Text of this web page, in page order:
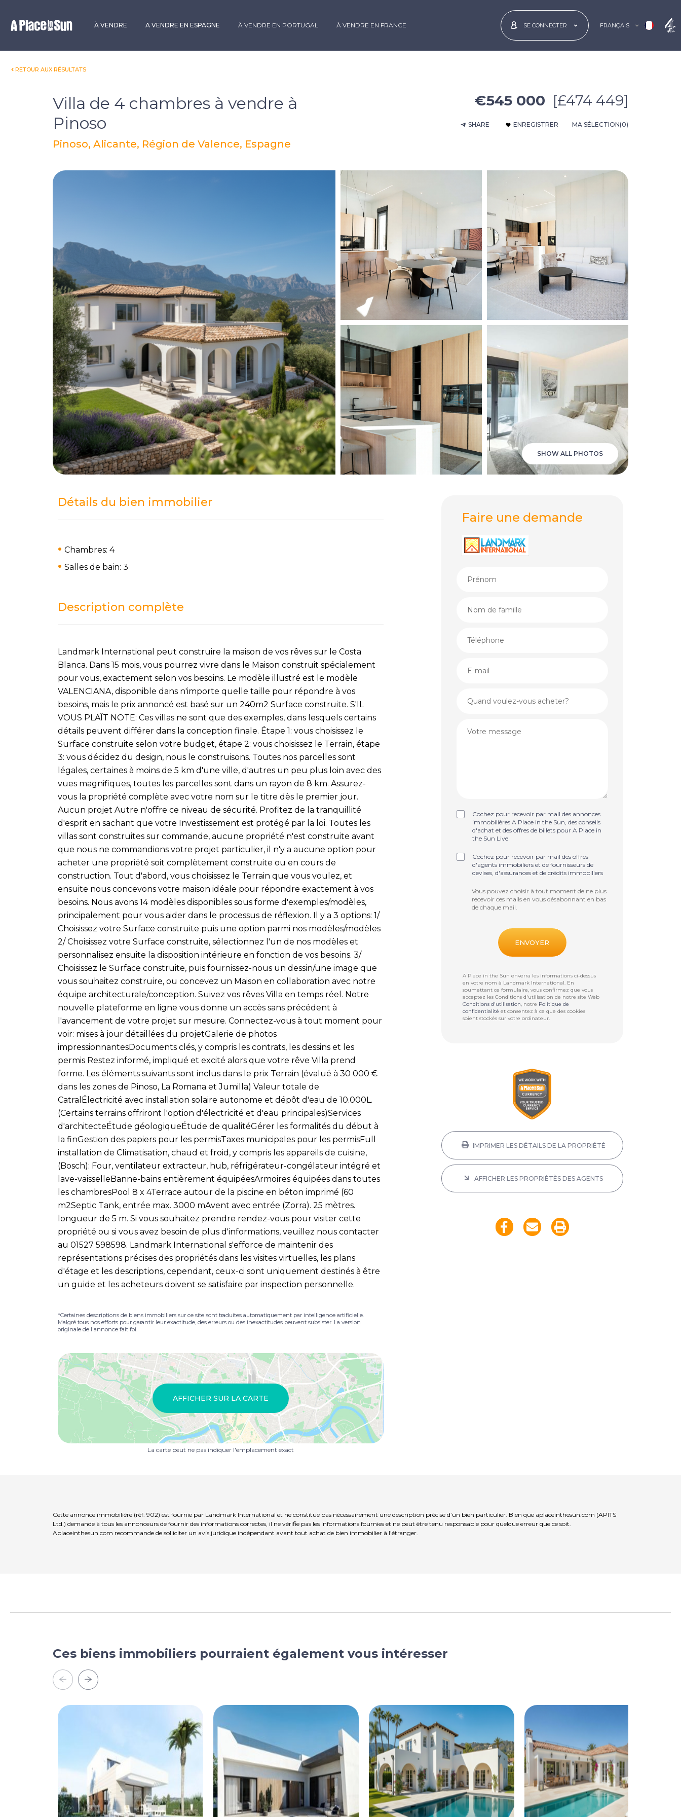
À VENDRE A VENDRE EN ESPAGNE À VENDRE EN PORTUGAL À VENDRE EN FRANCE SE CONNECTER FRANÇAIS
RETOUR AUX RÉSULTATS
Villa de 4 chambres à vendre à
Pinoso
Pinoso, Alicante, Région de Valence, Espagne
€545 000 [£474 449]
SHARE ENREGISTRER MA SÉLECTION(0)
SHOW ALL PHOTOS
Détails du bien immobilier
Chambres: 4
Salles de bain: 3
Description complète
Landmark International peut construire la maison de vos rêves sur le Costa
Blanca. Dans 15 mois, vous pourrez vivre dans le Maison construit spécialement
pour vous, exactement selon vos besoins. Le modèle illustré est le modèle
VALENCIANA, disponible dans n'importe quelle taille pour répondre à vos
besoins, mais le prix annoncé est basé sur un 240m2 Surface construite. S'IL
VOUS PLAÎT NOTE: Ces villas ne sont que des exemples, dans lesquels certains
détails peuvent différer dans la conception finale. Étape 1: vous choisissez le
Surface construite selon votre budget, étape 2: vous choisissez le Terrain, étape
3: vous décidez du design, nous le construisons. Toutes nos parcelles sont
légales, certaines à moins de 5 km d'une ville, d'autres un peu plus loin avec des
vues magnifiques, toutes les parcelles sont dans un rayon de 8 km. Assurez-
vous la propriété complète avec votre nom sur le titre dès le premier jour.
Aucun projet Autre n'offre ce niveau de sécurité. Profitez de la tranquillité
d'esprit en sachant que votre Investissement est protégé par la loi. Toutes les
villas sont construites sur commande, aucune propriété n'est construite avant
que nous ne commandions votre projet particulier, il n'y a aucune option pour
acheter une propriété soit complètement construite ou en cours de
construction. Tout d'abord, vous choisissez le Terrain que vous voulez, et
ensuite nous concevons votre maison idéale pour répondre exactement à vos
besoins. Nous avons 14 modèles disponibles sous forme d'exemples/modèles,
principalement pour vous aider dans le processus de réflexion. Il y a 3 options: 1/
Choisissez votre Surface construite puis une option parmi nos modèles/modèles
2/ Choisissez votre Surface construite, sélectionnez l'un de nos modèles et
personnalisez ensuite la disposition intérieure en fonction de vos besoins. 3/
Choisissez le Surface construite, puis fournissez-nous un dessin/une image que
vous souhaitez construire, ou concevez un Maison en collaboration avec notre
équipe architecturale/conception. Suivez vos rêves Villa en temps réel. Notre
nouvelle plateforme en ligne vous donne un accès sans précédent à
l'avancement de votre projet sur mesure. Connectez-vous à tout moment pour
voir: mises à jour détaillées du projetGalerie de photos
impressionnantesDocuments clés, y compris les contrats, les dessins et les
permis Restez informé, impliqué et excité alors que votre rêve Villa prend
forme. Les éléments suivants sont inclus dans le prix Terrain (évalué à 30 000 €
dans les zones de Pinoso, La Romana et Jumilla) Valeur totale de
CatralÉlectricité avec installation solaire autonome et dépôt d'eau de 10.000L.
(Certains terrains offriront l'option d'électricité et d'eau principales)Services
d'architecteÉtude géologiqueÉtude de qualitéGérer les formalités du début à
la finGestion des papiers pour les permisTaxes municipales pour les permisFull
installation de Climatisation, chaud et froid, y compris les appareils de cuisine,
(Bosch): Four, ventilateur extracteur, hub, réfrigérateur-congélateur intégré et
lave-vaisselleBanne-bains entièrement équipéesArmoires équipées dans toutes
les chambresPool 8 x 4Terrace autour de la piscine en béton imprimé (60
m2Septic Tank, entrée max. 3000 mAvent avec entrée (Zorra). 25 mètres.
longueur de 5 m. Si vous souhaitez prendre rendez-vous pour visiter cette
propriété ou si vous avez besoin de plus d'informations, veuillez nous contacter
au 01527 598598. Landmark International s'efforce de maintenir des
représentations précises des propriétés dans les visites virtuelles, les plans
d'étage et les descriptions, cependant, ceux-ci sont uniquement destinés à être
un guide et les acheteurs doivent se satisfaire par inspection personnelle.
*Certaines descriptions de biens immobiliers sur ce site sont traduites automatiquement par intelligence artificielle.
Malgré tous nos efforts pour garantir leur exactitude, des erreurs ou des inexactitudes peuvent subsister. La version
originale de l'annonce fait foi.
AFFICHER SUR LA CARTE
La carte peut ne pas indiquer l'emplacement exact
Faire une demande
Cochez pour recevoir par mail des annonces
immobilières A Place in the Sun, des conseils
d'achat et des offres de billets pour A Place in
the Sun Live
Cochez pour recevoir par mail des offres
d'agents immobiliers et de fournisseurs de
devises, d'assurances et de crédits immobiliers
Vous pouvez choisir à tout moment de ne plus
recevoir ces mails en vous désabonnant en bas
de chaque mail.
A Place in the Sun enverra les informations ci-dessus
en votre nom à Landmark International. En
soumettant ce formulaire, vous confirmez que vous
acceptez les Conditions d'utilisation de notre site Web
Conditions d'utilisation, notre Politique de
confidentialité et consentez à ce que des cookies
soient stockés sur votre ordinateur.
IMPRIMER LES DÉTAILS DE LA PROPRIÉTÉ
AFFICHER LES PROPRIÈTÈS DES AGENTS
Cette annonce immobilière (réf: 902) est fournie par Landmark International et ne constitue pas nécessairement une description précise d’un bien particulier. Bien que aplaceinthesun.com (APITS
Ltd.) demande à tous les annonceurs de fournir des informations correctes, il ne vérifie pas les informations fournies et ne peut être tenu responsable pour quelque erreur que ce soit.
Aplaceinthesun.com recommande de solliciter un avis juridique indépendant avant tout achat de bien immobilier à l'étranger.
Ces biens immobiliers pourraient également vous intéresser